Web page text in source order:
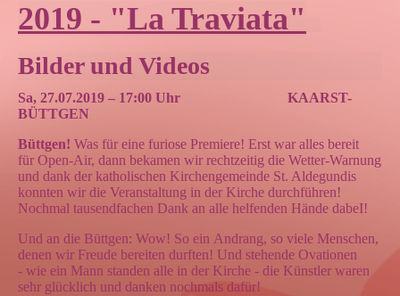
2019 - "La Traviata"
Bilder und Videos
Sa, 27.07.2019 – 17:00 Uhr KAARST-
BÜTTGEN
Büttgen! Was für eine furiose Premiere! Erst war alles bereit
für Open-Air, dann bekamen wir rechtzeitig die Wetter-Warnung
und dank der katholischen Kirchengemeinde St. Aldegundis
konnten wir die Veranstaltung in der Kirche durchführen!
Nochmal tausendfachen Dank an alle helfenden Hände dabeI!
Und an die Büttgen: Wow! So ein Andrang, so viele Menschen,
denen wir Freude bereiten durften! Und stehende Ovationen
- wie ein Mann standen alle in der Kirche - die Künstler waren
sehr glücklich und danken nochmals dafür!